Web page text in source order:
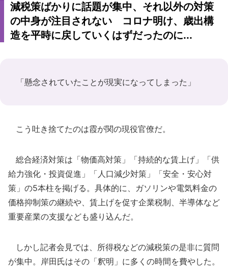
減税策ばかりに話題が集中、それ以外の対策
の中身が注目されない コロナ明け、歳出構
造を平時に戻していくはずだったのに...
「懸念されていたことが現実になってしまった」
こう吐き捨てたのは霞が関の現役官僚だ。
総合経済対策は「物価高対策」「持続的な賃上げ」「供
給力強化・投資促進」「人口減少対策」「安全・安心対
策」の5本柱を掲げる。具体的に、ガソリンや電気料金の
価格抑制策の継続や、賃上げを促す企業税制、半導体など
重要産業の支援なども盛り込んだ。
しかし記者会見では、所得税などの減税策の是非に質問
が集中。岸田氏はその「釈明」に多くの時間を費やした。